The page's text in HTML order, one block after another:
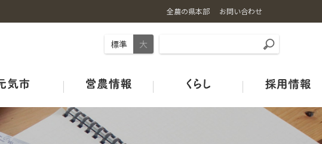
全農の県本部 お問い合わせ
標準 大
事業内容
お米の基礎知識
ギュギュ～と広島和牛
旬のカレンダー
店舗情報
土づくり
ＪＡタウン